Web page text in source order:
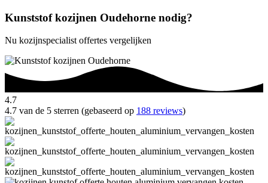
Kunststof kozijnen Oudehorne nodig?
Nu kozijnspecialist offertes vergelijken
4.7
4.7 van de 5 sterren (gebaseerd op 188 reviews)